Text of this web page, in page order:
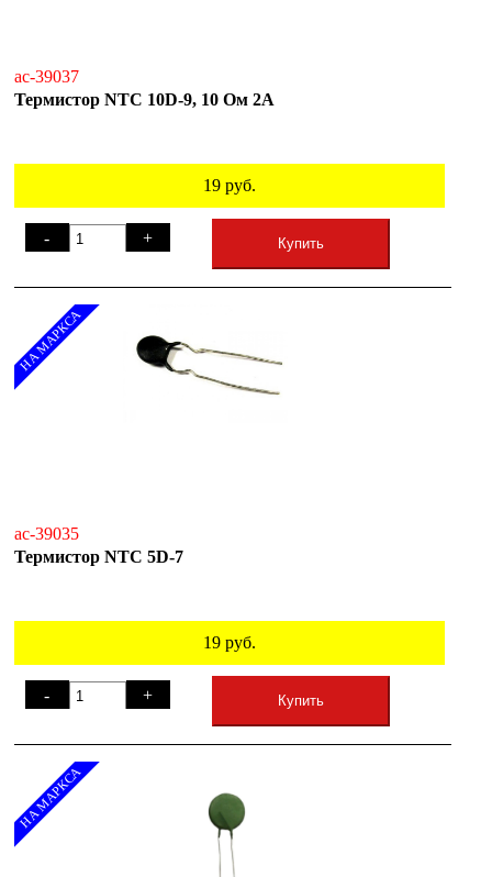
ac-39037
Термистор NTC 10D-9, 10 Ом 2А
19 руб.
- + Купить
НА МАРКСА
ac-39035
Термистор NTC 5D-7
19 руб.
- + Купить
НА МАРКСА